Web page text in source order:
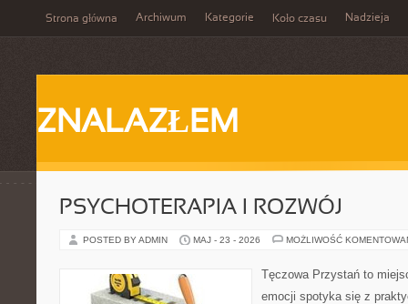
Strona główna Archiwum Kategorie Koło czasu Nadzieja
ZNALAZŁEM
PSYCHOTERAPIA I ROZWÓJ
POSTED BY ADMIN MAJ - 23 - 2026 MOŻLIWOŚĆ
Tęczowa Przystań to
emocji spotyka się z